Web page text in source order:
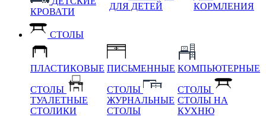
КРОВАТИ
ДЛЯ ДЕТЕЙ
КОРМЛЕНИЯ
СТОЛЫ
ПЛАСТИКОВЫЕ
СТОЛЫ
ТУАЛЕТНЫЕ
СТОЛИКИ
ПИСЬМЕННЫЕ
СТОЛЫ
ЖУРНАЛЬНЫЕ
СТОЛЫ
КОМПЬЮТЕРНЫЕ
СТОЛЫ
СТОЛЫ НА
КУХНЮ